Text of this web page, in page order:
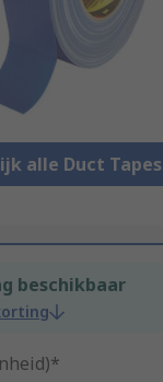
alle Duct Tapes
beschikbaar